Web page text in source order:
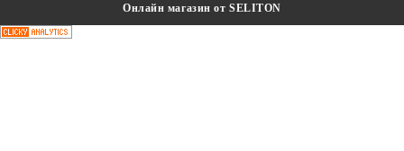
Онлайн магазин от SELITON